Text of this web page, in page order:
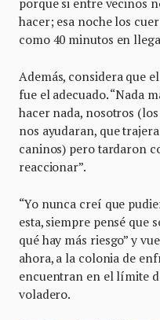
porque si entre vecinos
hacer; esa noche los
como 40 minutos en
Además, considera que
fue el adecuado. “Nada
hacer nada, nosotros
nos ayudaran, que
caninos) pero tardaron
reaccionar”.
“Yo nunca creí que
esta, siempre pensé que
qué hay más riesgo” y
ahora, a la colonia de
encuentran en el límite
voladero.